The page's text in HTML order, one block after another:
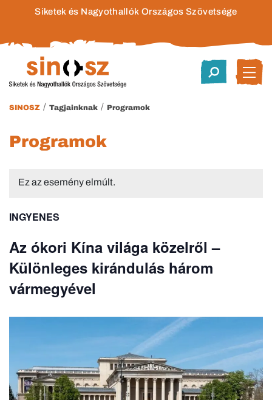
Siketek és Nagyothallók Országos Szövetsége
SINOSZ / Tagjainknak / Programok
Programok
Ez az esemény elmúlt.
INGYENES
Az ókori Kína világa közelről –
Különleges kirándulás három
vármegyével